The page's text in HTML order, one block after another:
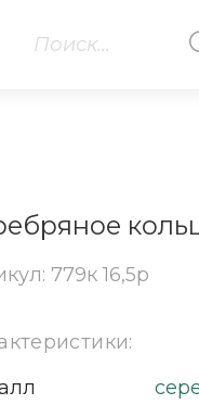
779к 16,5р